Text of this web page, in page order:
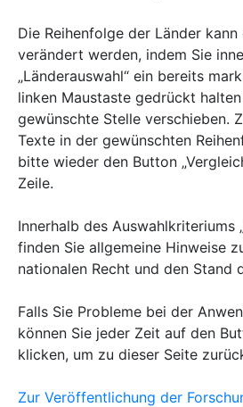
Die Reihenfolge der Länder
verändert werden, indem Sie
„Länderauswahl“ ein bereits
linken Maustaste gedrückt
gewünschte Stelle verschieben.
Texte in der gewünschten
bitte wieder den Button
Zeile.
Innerhalb des Auswahlkriteriums
finden Sie allgemeine Hinweise
nationalen Recht und den Stand
Falls Sie Probleme bei der
können Sie jeder Zeit auf den
klicken, um zu dieser Seite
Zur Veröffentlichung der